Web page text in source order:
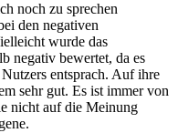
noch zu sprechen
den negativen
wurde das
negativ bewertet, da es
entsprach. Auf ihre
sehr gut. Es ist immer von
nicht auf die Meinung